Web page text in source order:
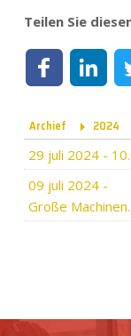
Teilen Sie
Teilen auf Facebook
Teilen auf
Archief 2024
29 juli 2024-
09 juli 2024-
Große